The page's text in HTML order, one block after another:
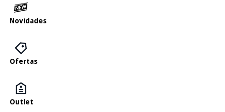
Novidades
Ofertas
Outlet